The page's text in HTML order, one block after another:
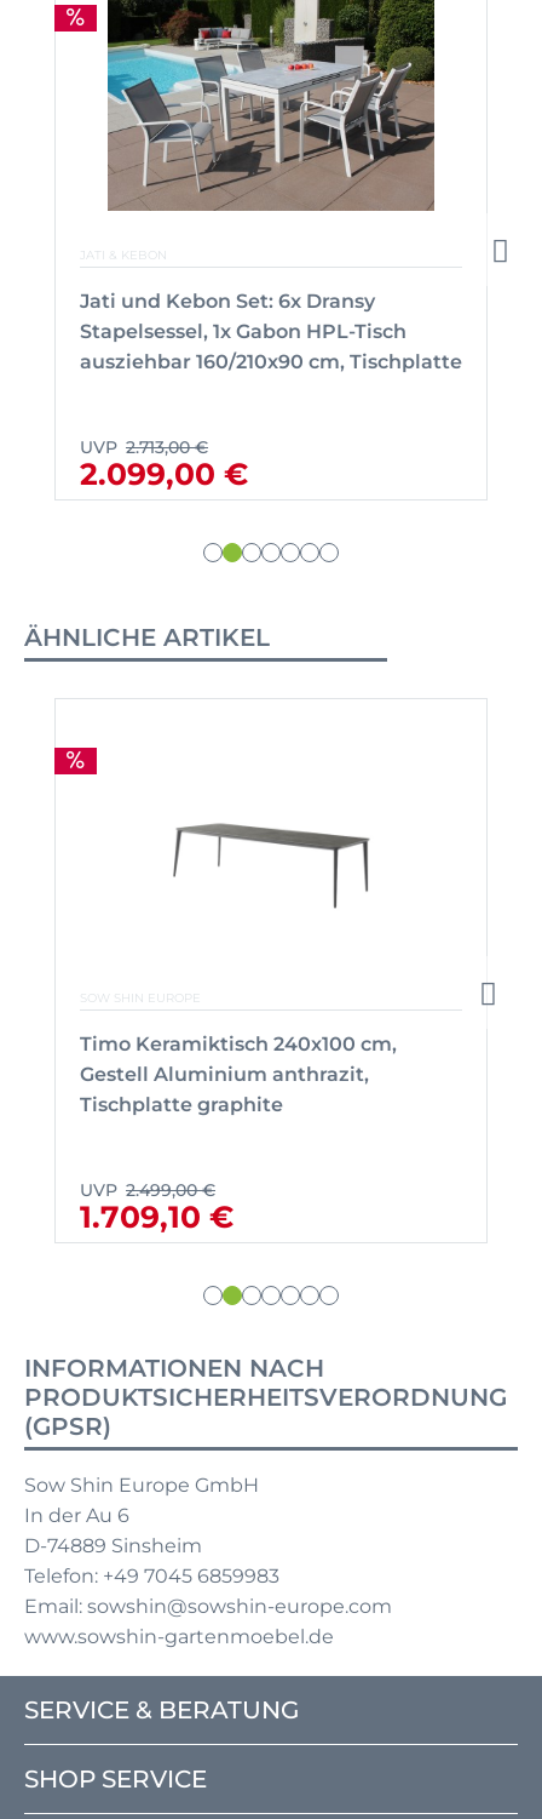
JATI & KEBON
Jati und Kebon Set: 6x Dransy
Stapelsessel, 1x Gabon HPL-Tisch
ausziehbar 160/210x90 cm, Tischplatte
UVP 2.713,00 €
2.099,00 €
ÄHNLICHE ARTIKEL
SOW SHIN EUROPE
Timo Keramiktisch 240x100 cm,
Gestell Aluminium anthrazit,
Tischplatte graphite
UVP 2.499,00 €
1.709,10 €
INFORMATIONEN NACH
PRODUKTSICHERHEITSVERORDNUNG
(GPSR)
Sow Shin Europe GmbH
In der Au 6
D-74889 Sinsheim
Telefon: +49 7045 6859983
Email: sowshin@sowshin-europe.com
www.sowshin-gartenmoebel.de
SERVICE & BERATUNG
SHOP SERVICE